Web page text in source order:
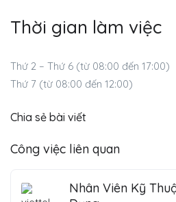
Thời gian làm việc
Thứ 2 – Thứ 6 (từ 08:00 đến 17:00)
Thứ 7 (từ 08:00 đến 12:00)
Chia sẻ bài viết
Công việc liên quan
Nhân Viên Kỹ